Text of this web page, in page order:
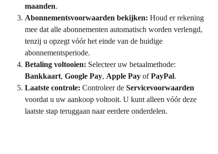
maanden.
Abonnementsvoorwaarden bekijken: Houd er rekening
mee dat alle abonnementen automatisch worden verlengd,
tenzij u opzegt vóór het einde van de huidige
abonnementsperiode.
Betaling voltooien: Selecteer uw betaalmethode:
Bankkaart, Google Pay, Apple Pay of PayPal.
Laatste controle: Controleer de Servicevoorwaarden
voordat u uw aankoop voltooit. U kunt alleen vóór deze
laatste stap teruggaan naar eerdere onderdelen.